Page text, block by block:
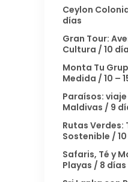
Ceylon
días
Gran Tour:
Cultura / 10
Monta Tu
Medida / 10 –
Paraísos: viaje
Maldivas / 9
Rutas Verdes:
Sostenible /
Safaris, Té y
Playas / 8 días